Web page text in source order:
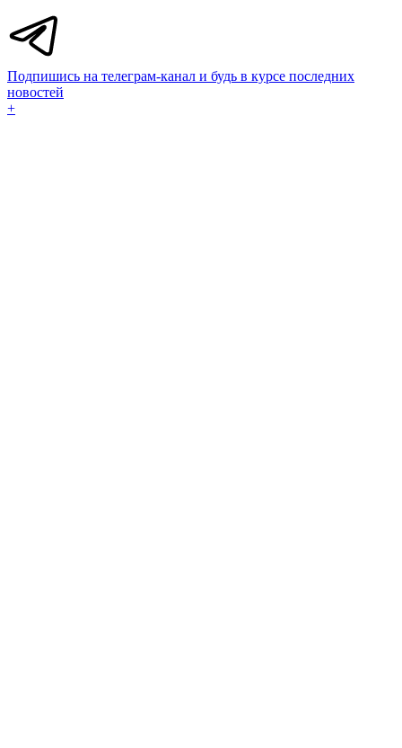
Подпишись на телеграм-канал и будь в курсе последних
новостей
+